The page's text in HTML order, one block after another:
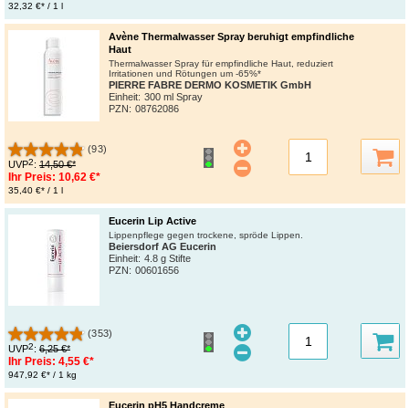
32,32 €* / 1 l
Avène Thermalwasser Spray beruhigt empfindliche
Haut
Thermalwasser Spray für empfindliche Haut, reduziert
Irritationen und Rötungen um -65%*
PIERRE FABRE DERMO KOSMETIK GmbH
Einheit: 300 ml Spray
PZN: 08762086
(93)
UVP2: 14,50 €*
Ihr Preis: 10,62 €*
35,40 €* / 1 l
Eucerin Lip Active
Lippenpflege gegen trockene, spröde Lippen.
Beiersdorf AG Eucerin
Einheit: 4.8 g Stifte
PZN: 00601656
(353)
UVP2: 6,25 €*
Ihr Preis: 4,55 €*
947,92 €* / 1 kg
Eucerin pH5 Handcreme